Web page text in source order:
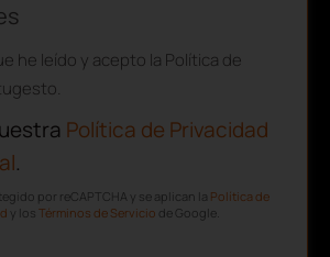
he leído y acepto la Política de
Política de Privacidad
.
por reCAPTCHA y se aplican la Política de
y los Términos de Servicio de Google.